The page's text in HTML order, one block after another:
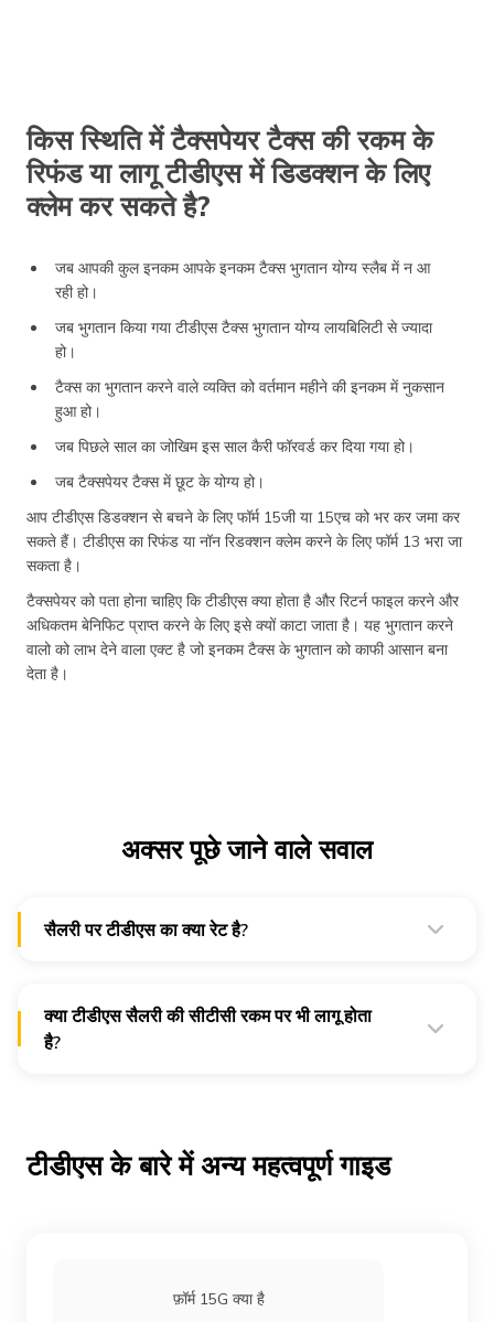
किस स्थिति में टैक्सपेयर टैक्स की रकम के
रिफंड या लागू टीडीएस में डिडक्शन के लिए
क्लेम कर सकते है?
जब आपकी कुल इनकम आपके इनकम टैक्स भुगतान योग्य स्लैब में न आ
रही हो।
जब भुगतान किया गया टीडीएस टैक्स भुगतान योग्य लायबिलिटी से ज्यादा
हो।
टैक्स का भुगतान करने वाले व्यक्ति को वर्तमान महीने की इनकम में नुकसान
हुआ हो।
जब पिछले साल का जोखिम इस साल कैरी फॉरवर्ड कर दिया गया हो।
जब टैक्सपेयर टैक्स में छूट के योग्य हो।
आप टीडीएस डिडक्शन से बचने के लिए फॉर्म 15जी या 15एच को भर कर जमा कर
सकते हैं। टीडीएस का रिफंड या नॉन रिडक्शन क्लेम करने के लिए फॉर्म 13 भरा जा
सकता है।
टैक्सपेयर को पता होना चाहिए कि टीडीएस क्या होता है और रिटर्न फाइल करने और
अधिकतम बेनिफिट प्राप्त करने के लिए इसे क्यों काटा जाता है। यह भुगतान करने
वालो को लाभ देने वाला एक्ट है जो इनकम टैक्स के भुगतान को काफी आसान बना
देता है।
अक्सर पूछे जाने वाले सवाल
सैलरी पर टीडीएस का क्या रेट है?
क्या टीडीएस सैलरी की सीटीसी रकम पर भी लागू होता
है?
टीडीएस के बारे में अन्य महत्वपूर्ण गाइड
फ़ॉर्म 15G क्या है